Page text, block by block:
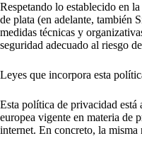
Respetando lo establecido en
de plata (en adelante, también
medidas técnicas y
seguridad adecuado al riesgo
Leyes que incorpora esta
Esta política de privacidad está
europea vigente en materia de
internet. En concreto, la misma